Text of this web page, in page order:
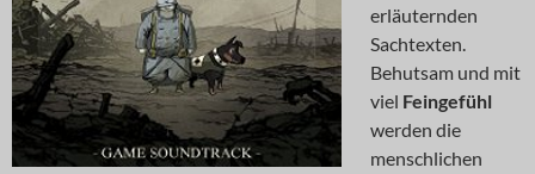
erläuternden
Sachtexten.
Behutsam und mit
viel Feingefühl
werden die
menschlichen